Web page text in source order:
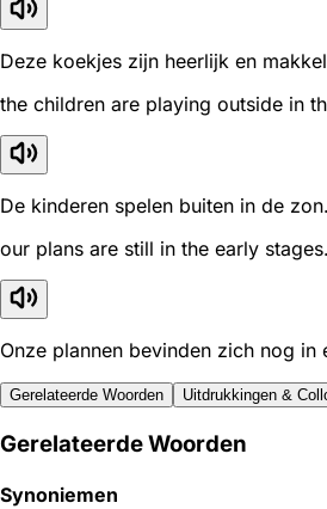
Deze koekjes zijn heerlijk en
the children are playing outside in
De kinderen spelen buiten in de zon.
our plans are still in the early stages.
Onze plannen bevinden zich nog in
Gerelateerde Woorden Uitdrukkingen &
Gerelateerde Woorden
Synoniemen